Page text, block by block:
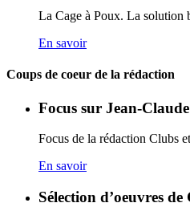
La Cage à Poux. La
En savoir
Coups de coeur de la rédaction
Focus sur Jean-
Focus de la rédaction Clubs
En savoir
Sélection d’oeuvres